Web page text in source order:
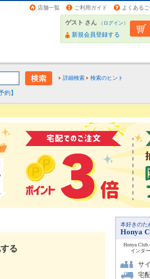
店舗一覧 ご利用ガイド よくある
ゲスト さん （ログイン）
新規会員登録する
詳細検索 検索のヒント
約】
する
本好きのた
Honya
Honya
インタ
サ
宅